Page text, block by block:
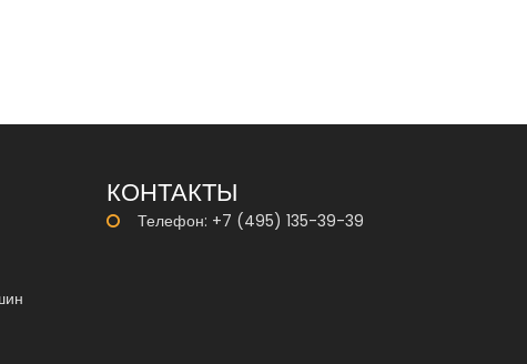
КОНТАКТЫ
Телефон: +7 (495) 135-39-39